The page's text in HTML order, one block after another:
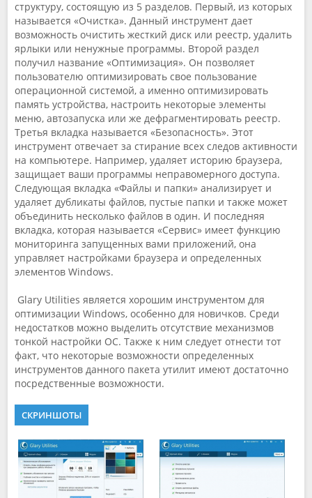
структуру, состоящую из 5 разделов. Первый, из которых
называется «Очистка». Данный инструмент дает
возможность очистить жесткий диск или реестр, удалить
ярлыки или ненужные программы. Второй раздел
получил название «Оптимизация». Он позволяет
пользователю оптимизировать свое пользование
операционной системой, а именно оптимизировать
память устройства, настроить некоторые элементы
меню, автозапуска или же дефрагментировать реестр.
Третья вкладка называется «Безопасность». Этот
инструмент отвечает за стирание всех следов активности
на компьютере. Например, удаляет историю браузера,
защищает ваши программы неправомерного доступа.
Следующая вкладка «Файлы и папки» анализирует и
удаляет дубликаты файлов, пустые папки и также может
объединить несколько файлов в один. И последняя
вкладка, которая называется «Сервис» имеет функцию
мониторинга запущенных вами приложений, она
управляет настройками браузера и определенных
элементов Windows.
Glary Utilities является хорошим инструментом для
оптимизации Windows, особенно для новичков. Среди
недостатков можно выделить отсутствие механизмов
тонкой настройки ОС. Также к ним следует отнести тот
факт, что некоторые возможности определенных
инструментов данного пакета утилит имеют достаточно
посредственные возможности.
СКРИНШОТЫ